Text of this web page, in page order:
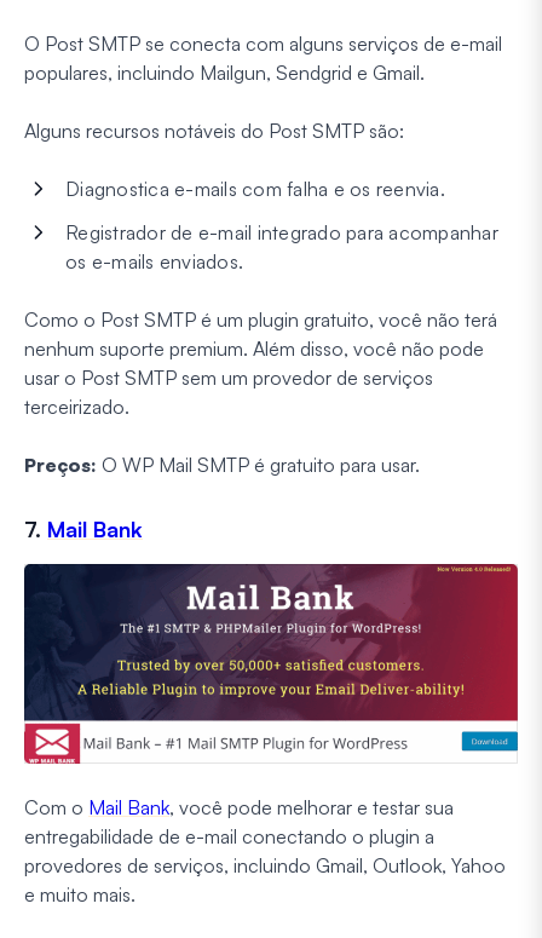
O Post SMTP se conecta com alguns serviços de e-mail
populares, incluindo Mailgun, Sendgrid e Gmail.
Alguns recursos notáveis do Post SMTP são:
Diagnostica e-mails com falha e os reenvia.
Registrador de e-mail integrado para acompanhar
os e-mails enviados.
Como o Post SMTP é um plugin gratuito, você não terá
nenhum suporte premium. Além disso, você não pode
usar o Post SMTP sem um provedor de serviços
terceirizado.
Preços: O WP Mail SMTP é gratuito para usar.
7. Mail Bank
Com o Mail Bank, você pode melhorar e testar sua
entregabilidade de e-mail conectando o plugin a
provedores de serviços, incluindo Gmail, Outlook, Yahoo
e muito mais.